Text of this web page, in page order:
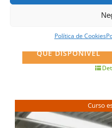
Política de Cookies
Curso Prático de
QUE DISPONÍVEL
Curso